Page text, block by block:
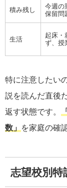
積み残し
今週の
保留問
生活
起床・
ず、授
特に注意したい
説を読んだ直後
返す状態です。
数」
を家庭の確
志望校別特